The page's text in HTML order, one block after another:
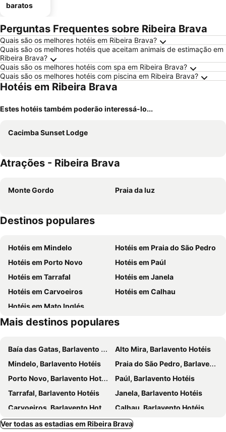
baratos
Perguntas Frequentes sobre Ribeira Brava
Quais são os melhores hotéis em Ribeira Brava?
Quais são os melhores hotéis que aceitam animais de estimação em
Ribeira Brava?
Quais são os melhores hotéis com spa em Ribeira Brava?
Quais são os melhores hotéis com piscina em Ribeira Brava?
Hotéis em Ribeira Brava
Estes hotéis também poderão interessá-lo...
Cacimba Sunset Lodge
Atrações - Ribeira Brava
Monte Gordo Praia da luz
Destinos populares
Hotéis em Mindelo
Hotéis em Praia do São Pedro
Hotéis em Porto Novo
Hotéis em Paúl
Hotéis em Tarrafal
Hotéis em Janela
Hotéis em Carvoeiros
Hotéis em Calhau
Hotéis em Mato Inglés
Mais destinos populares
Baía das Gatas, Barlavento Hotéis
Alto Mira, Barlavento Hotéis
Mindelo, Barlavento Hotéis
Praia do São Pedro, Barlavento Hotéis
Porto Novo, Barlavento Hotéis
Paúl, Barlavento Hotéis
Tarrafal, Barlavento Hotéis
Janela, Barlavento Hotéis
Carvoeiros, Barlavento Hotéis
Calhau, Barlavento Hotéis
Santa Maria, Barlavento Hotéis
Praia, Sotavento Hotéis
Ver todas as estadias em Ribeira Brava